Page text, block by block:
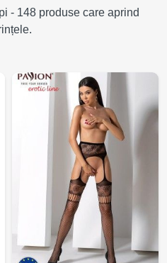
- 148 produse care aprind